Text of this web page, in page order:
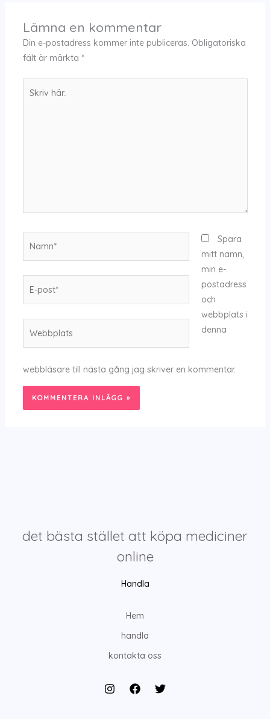
Lämna en kommentar
Din e-postadress kommer inte publiceras. Obligatoriska
fält är märkta *
post*
Spara
mitt namn,
min e-
postadress
och
webbplats i
denna
webbläsare till nästa gång jag skriver en kommentar.
det bästa stället att köpa mediciner
online
Handla
Hem
handla
kontakta oss